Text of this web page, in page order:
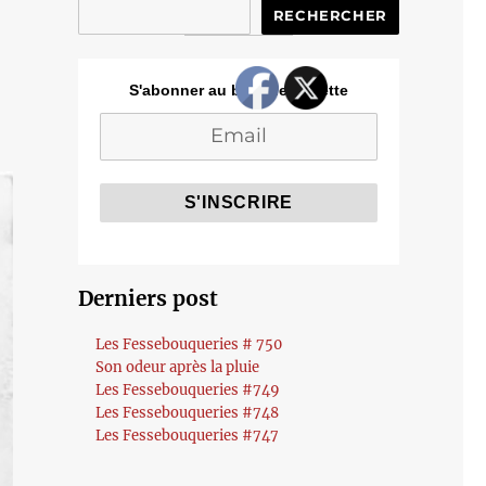
RECHERCHER
S'abonner au blog de Cozette
Derniers post
Les Fessebouqueries # 750
Son odeur après la pluie
Les Fessebouqueries #749
Les Fessebouqueries #748
Les Fessebouqueries #747